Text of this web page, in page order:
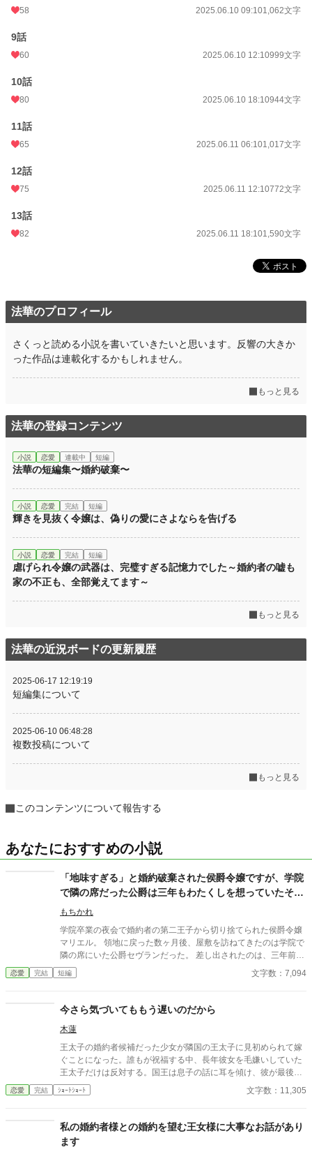
58 2025.06.10 09:101,062文字
9話
60 2025.06.10 12:10999文字
10話
80 2025.06.10 18:10944文字
11話
65 2025.06.11 06:101,017文字
12話
75 2025.06.11 12:10772文字
13話
82 2025.06.11 18:101,590文字
法華のプロフィール
さくっと読める小説を書いていきたいと思います。反響の大きか
った作品は連載化するかもしれません。
もっと見る
法華の登録コンテンツ
小説 恋愛 連載中 短編
法華の短編集〜婚約破棄〜
小説 恋愛 完結 短編
輝きを見抜く令嬢は、偽りの愛にさよならを告げる
小説 恋愛 完結 短編
虐げられ令嬢の武器は、完璧すぎる記憶力でした～婚約者の嘘も
家の不正も、全部覚えてます～
もっと見る
法華の近況ボードの更新履歴
2025-06-17 12:19:19
短編集について
2025-06-10 06:48:28
複数投稿について
もっと見る
このコンテンツについて報告する
あなたにおすすめの小説
「地味すぎる」と婚約破棄された侯爵令嬢ですが、学院
で隣の席だった公爵は三年もわたくしを想っていたそう
です
もちかれ
学院卒業の夜会で婚約者の第二王子から切り捨てられた侯爵令嬢
マリエル。 領地に戻った数ヶ月後、屋敷を訪ねてきたのは学院で
隣の席にいた公爵セヴランだった。 差し出されたのは、三年前に
マリエルが学院で落とした一冊の手帳。 「ずっと、見ていまし
た」 誰にも気付かれないと思っていた。 そんな私を見守ってくれ
した──
恋愛 完結 短編 文字数：7,094
今さら気づいてももう遅いのだから
木蓮
王太子の婚約者候補だった少女が隣国の王太子に見初められて嫁
ぐことになった。誰もが祝福する中、長年彼女を毛嫌いしていた
王太子だけは反対する。国王は息子の話に耳を傾け、彼が最後ま
で気づくことができなかった本心を心の奥底に沈めた。今さら気
づいても不幸になるだけだから。 ＊こじらせ父子がひたすら言い
す。
恋愛 完結 ｼｮｰﾄｼｮｰﾄ 文字数：11,305
私の婚約者様との婚約を望む王女様に大事なお話があり
ます